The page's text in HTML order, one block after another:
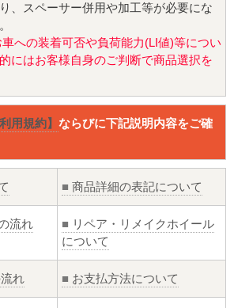
、スペーサー併用や加工等が必要にな
への装着可否や負荷能力(LI値)等につい
にはお客様自身のご判断で商品選択を
用規約】 ならびに下記説明内容をご確
■ 商品詳細の表記について
流れ ■ リペア・リメイクホイール
について
れ ■ お支払方法について